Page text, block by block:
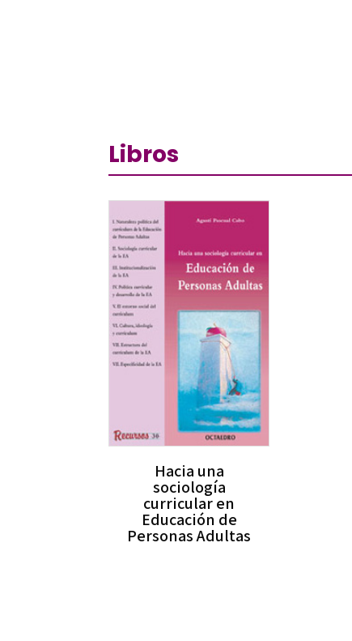
Libros
Hacia una
sociología
curricular en
Educación de
Personas Adultas